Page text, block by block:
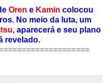
Oren e Kamin colocou
No meio da luta, um
, aparecerá e seu plano
revelado.